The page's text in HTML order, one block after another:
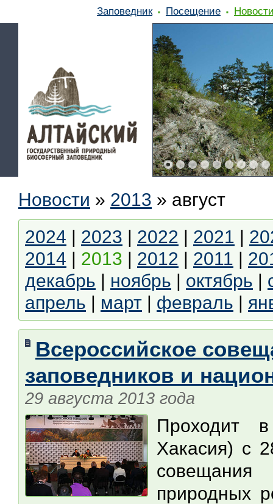
Заповедник Посещение
Новости » 2013 » август
2024 | 2023 | 2022 | 2021 |
2014 | 2013 | 2012 | 2011 |
декабрь | ноябрь | октябрь |
апрель | март | февраль |
Всероссийское
заповедников и
29 августа 2013 года
Проходит в
Хакасия) с
природных